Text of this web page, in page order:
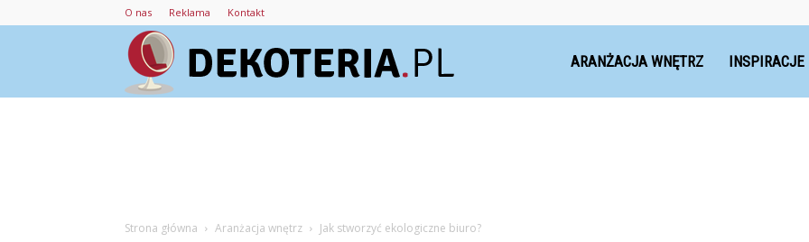
O nas Reklama Kontakt
ARANŻACJA WNĘTRZ INSPIRACJE
Strona główna Aranżacja wnętrz Jak stworzyć ekologiczne biuro?